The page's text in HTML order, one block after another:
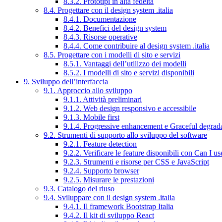
8.4. Progettare con il design system .italia
8.4.1. Documentazione
8.4.2. Benefici del design system
8.4.3. Risorse operative
8.4.4. Come contribuire al design system .italia
8.5. Progettare con i modelli di sito e servizi
8.5.1. Vantaggi dell’utilizzo dei modelli
8.5.2. I modelli di sito e servizi disponibili
9. Sviluppo dell’interfaccia
9.1. Approccio allo sviluppo
9.1.1. Attività preliminari
9.1.2. Web design responsivo e accessibile
9.1.3. Mobile first
9.1.4. Progressive enhancement e Graceful
9.2. Strumenti di supporto allo sviluppo del software
9.2.1. Feature detection
9.2.2. Verificare le feature disponibili con Can I
9.2.3. Strumenti e risorse per CSS e JavaScript
9.2.4. Supporto browser
9.2.5. Misurare le prestazioni
9.3. Catalogo del riuso
9.4. Sviluppare con il design system .italia
9.4.1. Il framework Bootstrap Italia
9.4.2. Il kit di sviluppo React